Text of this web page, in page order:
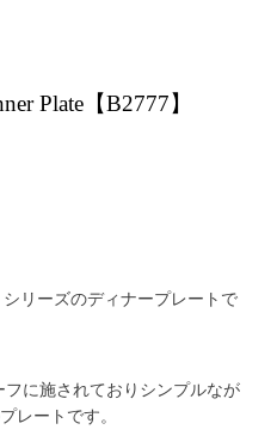
Plate【B2777】
リーズのディナープレートで
に施されておりシンプルなが
レートです。